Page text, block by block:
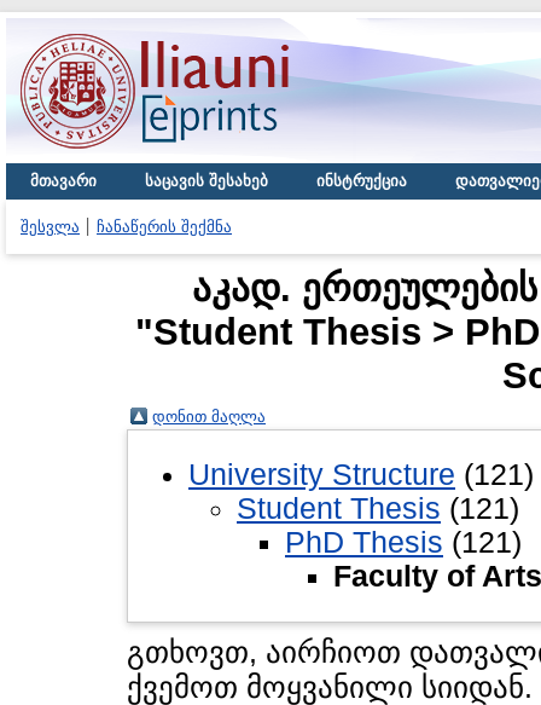
მთავარი საცავის შესახებ ინსტრუქცია
შესვლა ჩანაწერის შექმნა
აკად.
"Student Thesis >
დონით მაღლა
University Structure (121)
Student Thesis (121)
PhD Thesis (121)
Faculty of
გთხოვთ, აირჩიოთ
ქვემოთ მოყვანილი სიიდან.